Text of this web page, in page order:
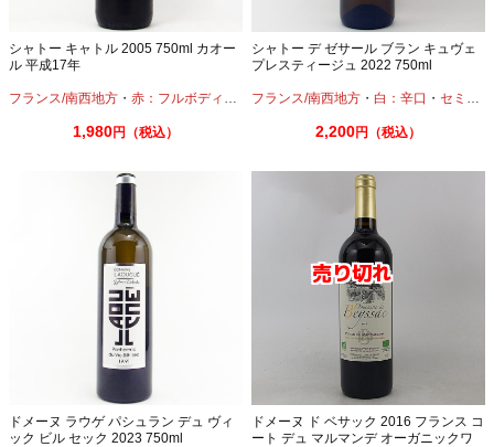
シャトー キャトル 2005 750ml カオー
ル 平成17年
フランス/南西地方 ・ 赤：フルボディ ・ マルベック・メルロー ・タナ
1,980円（税込）
シャトー デ ゼサール ブラン キュヴェ
プレスティージュ 2022 750ml
フランス/南西地方 ・ 白：辛口 ・セミヨン
2,200円（税込）
ドメーヌ ラウゲ パシュラン デュ ヴィ
ック ビル セック 2023 750ml
ドメーヌ ド ベサック 2016 フランス コ
ート デュ マルマンデ オーガニックワ